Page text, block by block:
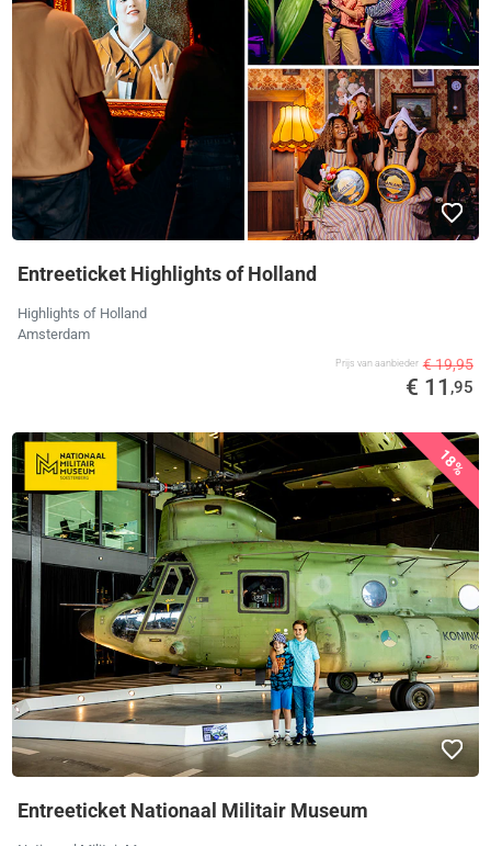
Entreeticket Highlights of Holland
Highlights of Holland
Amsterdam
Prijs van aanbieder € 19,95
€ 11 ,95
18%
Entreeticket Nationaal Militair Museum